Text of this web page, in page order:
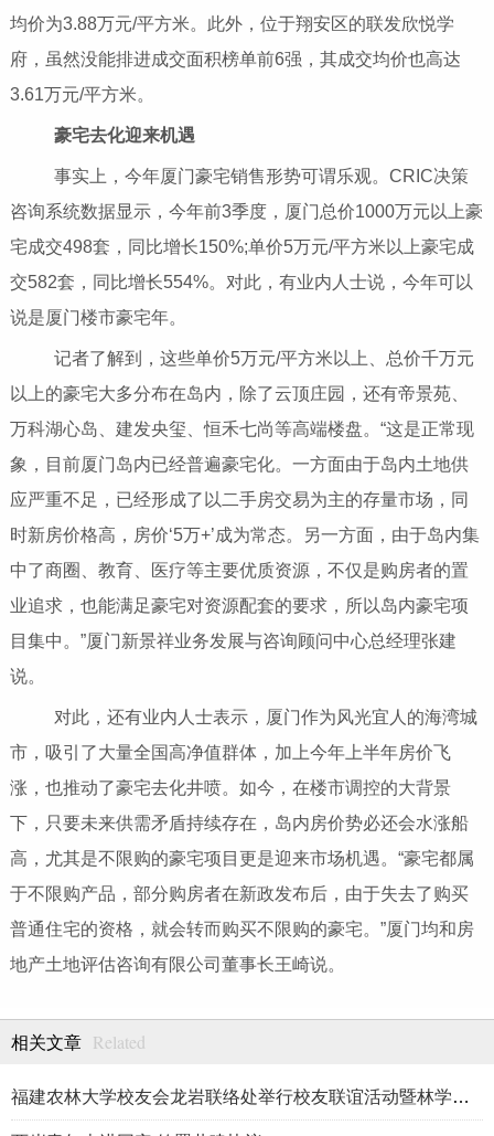
均价为3.88万元/平方米。此外，位于翔安区的联发欣悦学
府，虽然没能排进成交面积榜单前6强，其成交均价也高达
3.61万元/平方米。
豪宅去化迎来机遇
事实上，今年厦门豪宅销售形势可谓乐观。CRIC决策
咨询系统数据显示，今年前3季度，厦门总价1000万元以上豪
宅成交498套，同比增长150%;单价5万元/平方米以上豪宅成
交582套，同比增长554%。对此，有业内人士说，今年可以
说是厦门楼市豪宅年。
记者了解到，这些单价5万元/平方米以上、总价千万元
以上的豪宅大多分布在岛内，除了云顶庄园，还有帝景苑、
万科湖心岛、建发央玺、恒禾七尚等高端楼盘。“这是正常现
象，目前厦门岛内已经普遍豪宅化。一方面由于岛内土地供
应严重不足，已经形成了以二手房交易为主的存量市场，同
时新房价格高，房价‘5万+’成为常态。另一方面，由于岛内集
中了商圈、教育、医疗等主要优质资源，不仅是购房者的置
业追求，也能满足豪宅对资源配套的要求，所以岛内豪宅项
目集中。”厦门新景祥业务发展与咨询顾问中心总经理张建
说。
对此，还有业内人士表示，厦门作为风光宜人的海湾城
市，吸引了大量全国高净值群体，加上今年上半年房价飞
涨，也推动了豪宅去化井喷。如今，在楼市调控的大背景
下，只要未来供需矛盾持续存在，岛内房价势必还会水涨船
高，尤其是不限购的豪宅项目更是迎来市场机遇。“豪宅都属
于不限购产品，部分购房者在新政发布后，由于失去了购买
普通住宅的资格，就会转而购买不限购的豪宅。”厦门均和房
地产土地评估咨询有限公司董事长王崎说。
相关文章 Related
福建农林大学校友会龙岩联络处举行校友联谊活动暨林学、生物医药